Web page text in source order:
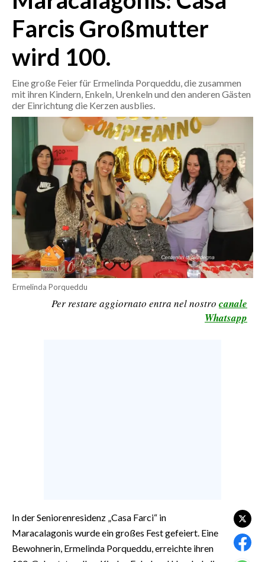
CRONACA
MONDO
POLITICA
SERVIZI ALLE IMPRESE
LAVORO
BANDI
SPORT IN SARDEGNA
SPORT
RISULTATI E CLASSIFICHE
CALCIO
NOTIZIE
EVENTI
Farcis Großmutter
wird 100.
Eine große Feier für Ermelinda Porqueddu, die zusammen
mit ihren Kindern, Enkeln, Urenkeln und den anderen Gästen
der Einrichtung die Kerzen ausblies.
Ermelinda Porqueddu
Per restare aggiornato entra nel nostro canale
Whatsapp
In der Seniorenresidenz „Casa Farci“ in
Maracalagonis wurde ein großes Fest gefeiert. Eine
Bewohnerin, Ermelinda Porqueddu, erreichte ihren